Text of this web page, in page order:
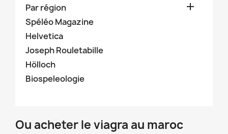
Par région 
Spéléo Magazine
Helvetica
Joseph Rouletabille
Hölloch
Biospeleologie
Ou acheter le viagra au maroc